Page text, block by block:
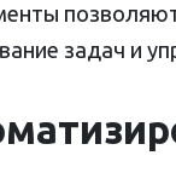
задач и